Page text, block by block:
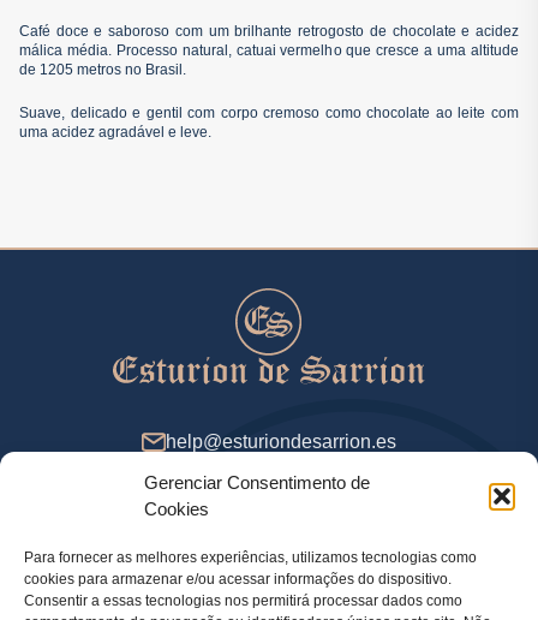
Gerenciar Consentimento de
Cookies
Para fornecer as melhores experiências, utilizamos tecnologias como
cookies para armazenar e/ou acessar informações do dispositivo.
Consentir a essas tecnologias nos permitirá processar dados como
Café doce e saboroso com um brilhante retrogosto de chocolate e acidez
málica média. Processo natural, catuai vermelho que cresce a uma altitude
de 1205 metros no Brasil.
Suave, delicado e gentil com corpo cremoso como chocolate ao leite com
uma acidez agradável e leve.
help@esturiondesarrion.es
Das 9 às 18 (GMT+2) nos dias úteis
Métodos de Pagamento